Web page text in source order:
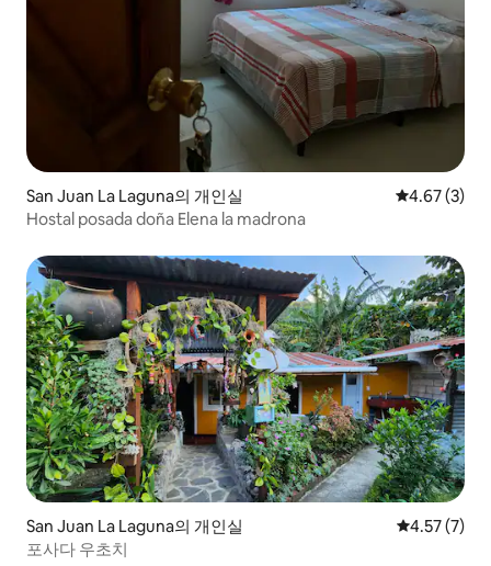
San Juan La Laguna의 개인실 평점 4.67점
4.67 (3)
Hostal posada doña Elena la madrona
San Juan La Laguna의 개인실 평점 4.57점
4.57 (7)
포사다 우초치